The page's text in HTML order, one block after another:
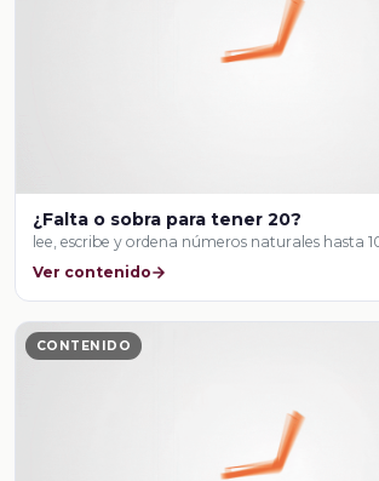
¿Falta o sobra para tener 20?
lee, escribe y ordena números naturales hasta
Ver contenido
CONTENIDO